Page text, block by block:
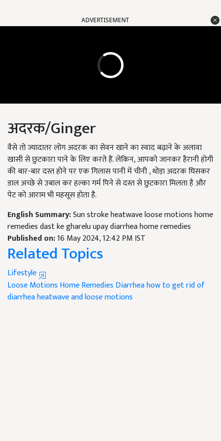
ADVERTISEMENT
अदरक/Ginger
वैसे तो ज्यादातर लोग अदरक का सेवन खाने का स्वाद बढ़ाने के अलावा
खासी से छुटकारा पाने के लिए करते हैं. लेकिन, आपको जानकर हैरानी होगी
की बार-बार दस्त होने पर एक गिलास पानी में चीनी , थोड़ा अदरक घिसकर
डाल अच्छे से उबाल कर हल्का गर्म पिने से दस्त से छुटकारा मिलता है और
पेट को आराम भी महसूस होता है.
English Summary:Sun stroke heatwave loose motions home
remedies dast ke gharelu upay diarrhea home remedies
Published on:16 May 2024, 12:42 PM IST
Related Topics
Lifestyle
Loose Motions Home Remedies Diarrheahow to get rid of
diarrheaheatwave and loose motions